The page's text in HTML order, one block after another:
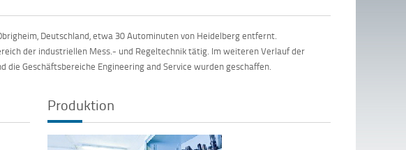
Deutschland, etwa 30 Autominuten von Heidelberg entfernt.
der industriellen Mess.- und Regeltechnik tätig. Im weiteren Verlauf der
Geschäftsbereiche Engineering and Service wurden geschaffen.
Produktion